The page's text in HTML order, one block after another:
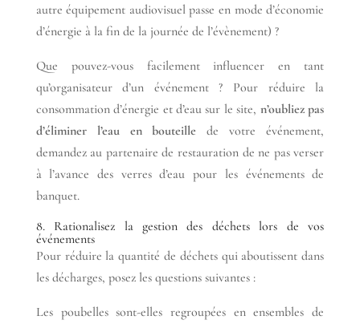
autre équipement audiovisuel passe en mode d’économie
d’énergie à la fin de la journée de l’évènement) ?
Que pouvez-vous facilement influencer en tant
qu’organisateur d’un événement ? Pour réduire la
consommation d’énergie et d’eau sur le site, n’oubliez pas
d’éliminer l’eau en bouteille de votre événement,
demandez au partenaire de restauration de ne pas verser
à l’avance des verres d’eau pour les événements de
banquet.
8. Rationalisez la gestion des déchets lors de vos
événements
Pour réduire la quantité de déchets qui aboutissent dans
les décharges, posez les questions suivantes :
Les poubelles sont-elles regroupées en ensembles de